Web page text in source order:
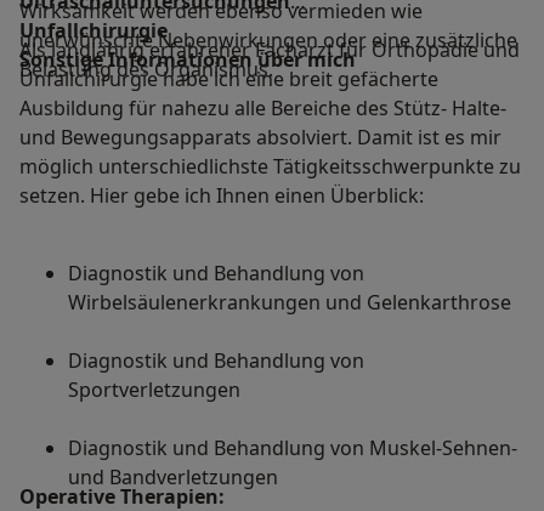
Wirksamkeit werden ebenso vermieden wie
unerwünschte Nebenwirkungen oder eine zusätzliche
Belastung des Organismus.
Unfallchirurgie
Sonstige Informationen über mich
Als langjährig erfahrener Facharzt für Orthopädie und
Unfallchirurgie habe ich eine breit gefächerte
Ausbildung für nahezu alle Bereiche des Stütz- Halte-
und Bewegungsapparats absolviert. Damit ist es mir
möglich unterschiedlichste Tätigkeitsschwerpunkte zu
setzen. Hier gebe ich Ihnen einen Überblick:
Diagnostik und Behandlung von
Wirbelsäulenerkrankungen und Gelenkarthrose
Diagnostik und Behandlung von
Sportverletzungen
Diagnostik und Behandlung von Muskel-Sehnen-
und Bandverletzungen
Operative Therapien: